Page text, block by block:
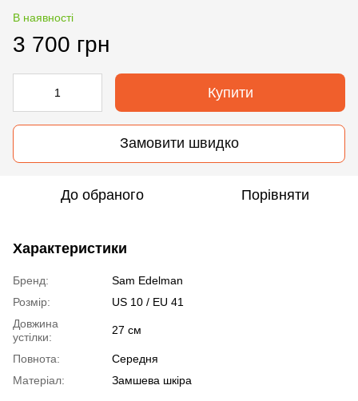
В наявності
3 700 грн
Купити
Замовити швидко
До обраного Порівняти
Характеристики
Бренд:
Sam Edelman
Розмір:
US 10 / EU 41
Довжина
устілки:
27 см
Повнота:
Середня
Матеріал:
Замшева шкіра